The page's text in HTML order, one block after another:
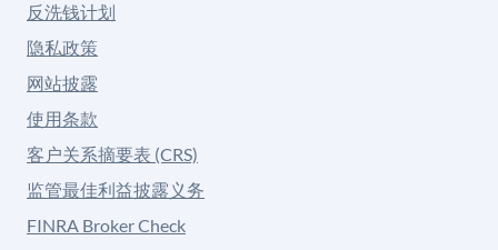
反洗钱计划
隐私政策
网站披露
使用条款
客户关系摘要表 (CRS)
监管最佳利益披露义务
FINRA Broker Check